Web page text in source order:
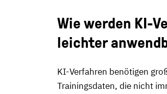
Wie werden KI-
leichter
KI-Verfahren benötigen
Trainingsdaten, die nicht